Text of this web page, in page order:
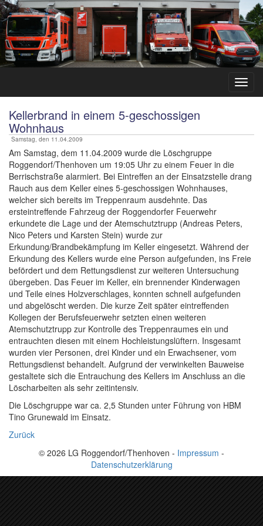
Kellerbrand in einem 5-geschossigen
Wohnhaus
Samstag, den 11.04.2009
Am Samstag, dem 11.04.2009 wurde die Löschgruppe
Roggendorf/Thenhoven um 19:05 Uhr zu einem Feuer in die
Berrischstraße alarmiert. Bei Eintreffen an der Einsatzstelle drang
Rauch aus dem Keller eines 5-geschossigen Wohnhauses,
welcher sich bereits im Treppenraum ausdehnte. Das
ersteintreffende Fahrzeug der Roggendorfer Feuerwehr
erkundete die Lage und der Atemschutztrupp (Andreas Peters,
Nico Peters und Karsten Stein) wurde zur
Erkundung/Brandbekämpfung im Keller eingesetzt. Während der
Erkundung des Kellers wurde eine Person aufgefunden, ins Freie
befördert und dem Rettungsdienst zur weiteren Untersuchung
übergeben. Das Feuer im Keller, ein brennender Kinderwagen
und Teile eines Holzverschlages, konnten schnell aufgefunden
und abgelöscht werden. Die kurze Zeit später eintreffenden
Kollegen der Berufsfeuerwehr setzten einen weiteren
Atemschutztrupp zur Kontrolle des Treppenraumes ein und
entrauchten diesen mit einem Hochleistungslüftern. Insgesamt
wurden vier Personen, drei Kinder und ein Erwachsener, vom
Rettungsdienst behandelt. Aufgrund der verwinkelten Bauweise
gestaltete sich die Entrauchung des Kellers im Anschluss an die
Löscharbeiten als sehr zeitintensiv.
Die Löschgruppe war ca. 2,5 Stunden unter Führung von HBM
Tino Grunewald im Einsatz.
Zurück
© 2026 LG Roggendorf/Thenhoven - Impressum -
Datenschutzerklärung